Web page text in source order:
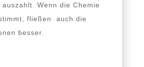
Wenn die Chemie
flie­ßen auch die
besser.